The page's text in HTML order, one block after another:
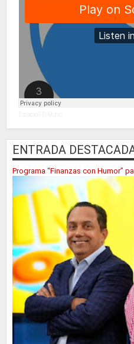
EspacioRD Music
ENTRADA
Programa “Finanzas con Humor”